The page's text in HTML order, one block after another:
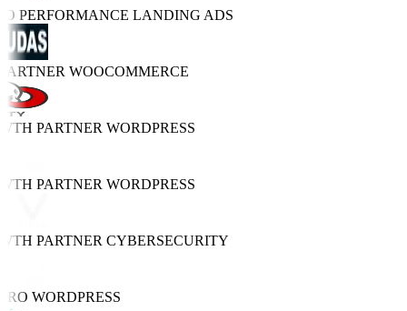
PERFORMANCELANDING ADS
WOOCOMMERCE
PARTNERWORDPRESS
PARTNERWORDPRESS
PARTNERCYBERSECURITY
WORDPRESS